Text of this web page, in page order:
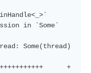
in `Some`
Some(thread)